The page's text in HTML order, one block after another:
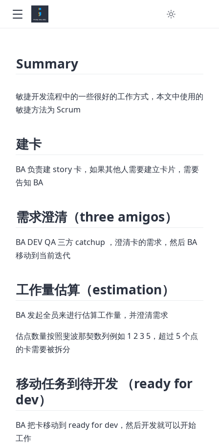
Summary
敏捷开发流程中的一些很好的工作方式，本文中使用的
敏捷方法为 Scrum
建卡
BA 负责建 story 卡，如果其他人需要建立卡片，需要
告知 BA
需求澄清（three amigos）
BA DEV QA 三方 catchup ，澄清卡的需求，然后 BA
移动到当前迭代
工作量估算（estimation）
BA 发起全员来进行估算工作量，并澄清需求
估点数量按照斐波那契数列例如 1 2 3 5，超过 5 个点
的卡需要被拆分
移动任务到待开发 （ready for
dev）
BA 把卡移动到 ready for dev，然后开发就可以开始
工作